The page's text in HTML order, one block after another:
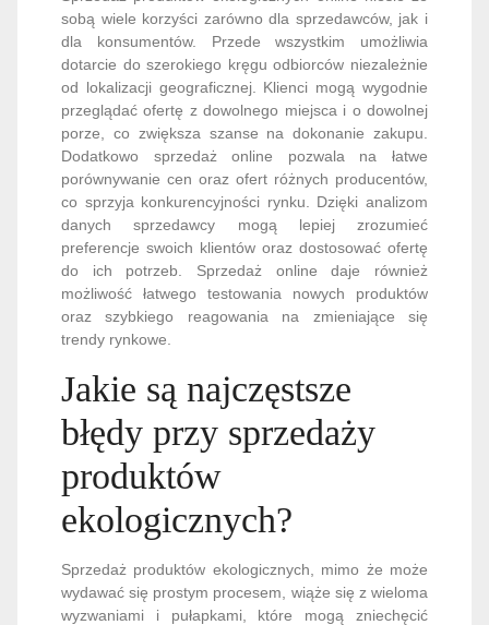
sobą wiele korzyści zarówno dla sprzedawców, jak i
dla konsumentów. Przede wszystkim umożliwia
dotarcie do szerokiego kręgu odbiorców niezależnie
od lokalizacji geograficznej. Klienci mogą wygodnie
przeglądać ofertę z dowolnego miejsca i o dowolnej
porze, co zwiększa szanse na dokonanie zakupu.
Dodatkowo sprzedaż online pozwala na łatwe
porównywanie cen oraz ofert różnych producentów,
co sprzyja konkurencyjności rynku. Dzięki analizom
danych sprzedawcy mogą lepiej zrozumieć
preferencje swoich klientów oraz dostosować ofertę
do ich potrzeb. Sprzedaż online daje również
możliwość łatwego testowania nowych produktów
oraz szybkiego reagowania na zmieniające się
trendy rynkowe.
Jakie są najczęstsze
błędy przy sprzedaży
produktów
ekologicznych?
Sprzedaż produktów ekologicznych, mimo że może
wydawać się prostym procesem, wiąże się z wieloma
wyzwaniami i pułapkami, które mogą zniechęcić